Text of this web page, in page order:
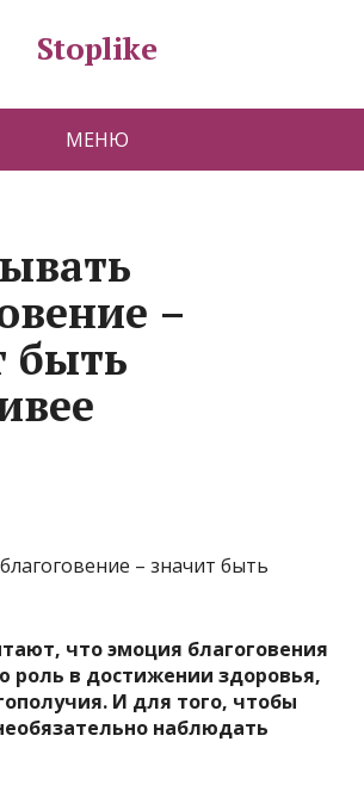
Stoplike
МЕНЮ
–
быть
что эмоция благоговения
роль в достижении здоровья,
И для того, чтобы
наблюдать